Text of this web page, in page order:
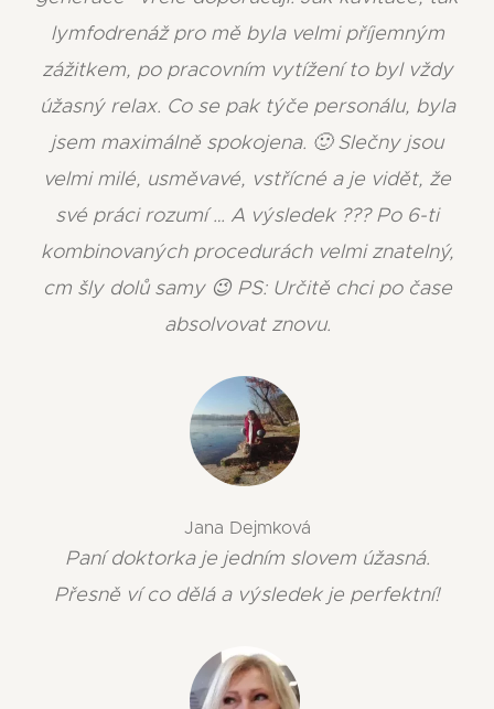
lymfodrenáž pro mě byla velmi příjemným
zážitkem, po pracovním vytížení to byl vždy
úžasný relax. Co se pak týče personálu, byla
jsem maximálně spokojena. 🙂 Slečny jsou
velmi milé, usměvavé, vstřícné a je vidět, že
své práci rozumí … A výsledek ??? Po 6-ti
kombinovaných procedurách velmi znatelný,
cm šly dolů samy 😉 PS: Určitě chci po čase
absolvovat znovu.
Jana Dejmková
Paní doktorka je jedním slovem úžasná.
Přesně ví co dělá a výsledek je perfektní!